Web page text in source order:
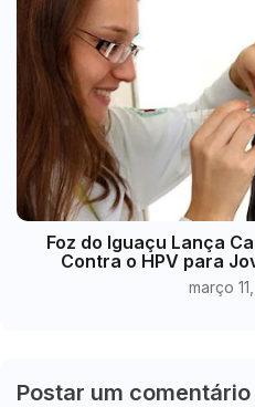
Foz do Iguaçu Lança
Contra o HPV para
março
Postar um comentário